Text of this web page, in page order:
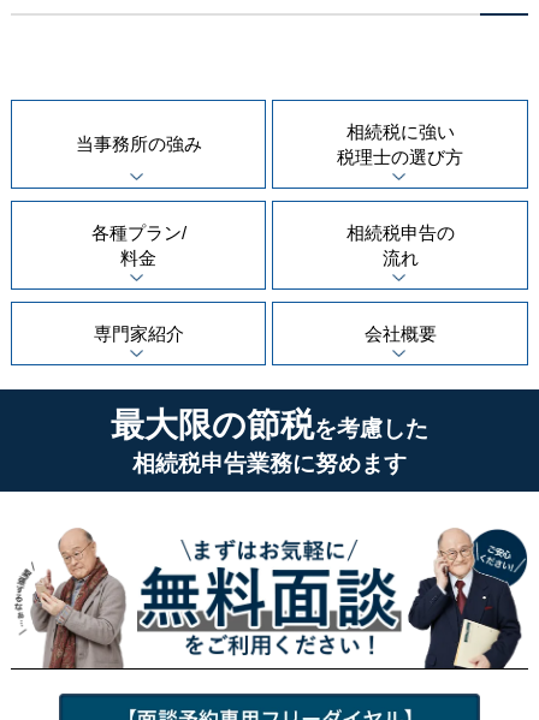
当事務所の強み
相続税に強い
税理士の選び方
各種プラン/
料金
相続税申告の
流れ
専門家紹介 会社概要
最大限の節税を考慮した
相続税申告業務に努めます